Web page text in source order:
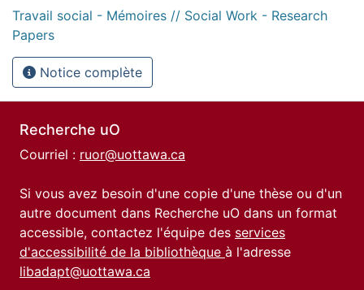
Travail social - Mémoires // Social Work - Research
Papers
Notice complète
Recherche uO
Courriel : ruor@uottawa.ca
Si vous avez besoin d'une copie d'une thèse ou d'un
autre document dans Recherche uO dans un format
accessible, contactez l'équipe des services
d'accessibilité de la bibliothèque à l'adresse
libadapt@uottawa.ca